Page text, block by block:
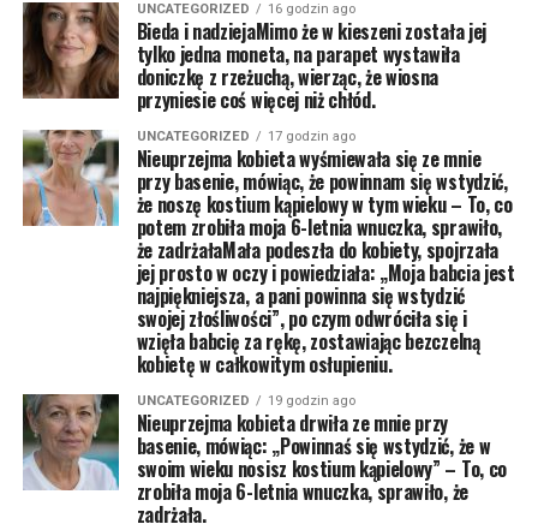
UNCATEGORIZED 16 godzin ago
Bieda i nadziejaMimo że w kieszeni została jej
tylko jedna moneta, na parapet wystawiła
doniczkę z rzeżuchą, wierząc, że wiosna
przyniesie coś więcej niż chłód.
UNCATEGORIZED 17 godzin ago
Nieuprzejma kobieta wyśmiewała się ze mnie
przy basenie, mówiąc, że powinnam się wstydzić,
że noszę kostium kąpielowy w tym wieku – To, co
potem zrobiła moja 6-letnia wnuczka, sprawiło,
że zadrżałaMała podeszła do kobiety, spojrzała
jej prosto w oczy i powiedziała: „Moja babcia jest
najpiękniejsza, a pani powinna się wstydzić
swojej złośliwości”, po czym odwróciła się i
wzięła babcię za rękę, zostawiając bezczelną
kobietę w całkowitym osłupieniu.
UNCATEGORIZED 19 godzin ago
Nieuprzejma kobieta drwiła ze mnie przy
basenie, mówiąc: „Powinnaś się wstydzić, że w
swoim wieku nosisz kostium kąpielowy” – To, co
zrobiła moja 6-letnia wnuczka, sprawiło, że
zadrżała.